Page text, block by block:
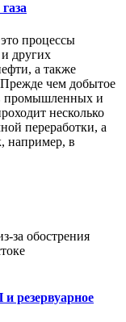
процессы
других
а также
чем добытое
промышленных и
несколько
переработки, а
например, в
за обострения
резервуарное